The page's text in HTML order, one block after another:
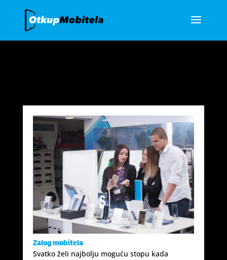
Zalog mobitela
Svatko želi najbolju moguću stopu kada